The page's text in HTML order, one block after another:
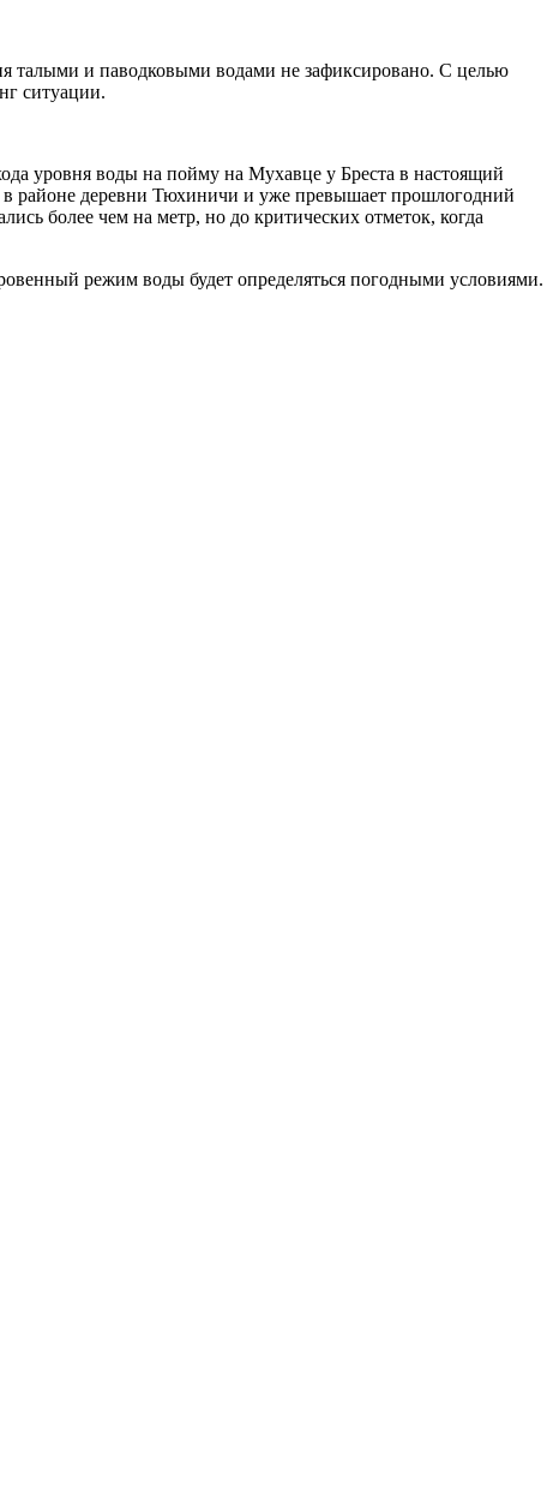
талыми и паводковыми водами не зафиксировано. С целью
ситуации.
уровня воды на пойму на Мухавце у Бреста в настоящий
районе деревни Тюхиничи и уже превышает прошлогодний
более чем на метр, но до критических отметок, когда
режим воды будет определяться погодными условиями.